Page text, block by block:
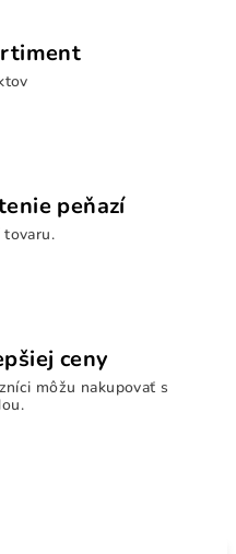
peňazí
tovaru.
ceny
môžu nakupovať s